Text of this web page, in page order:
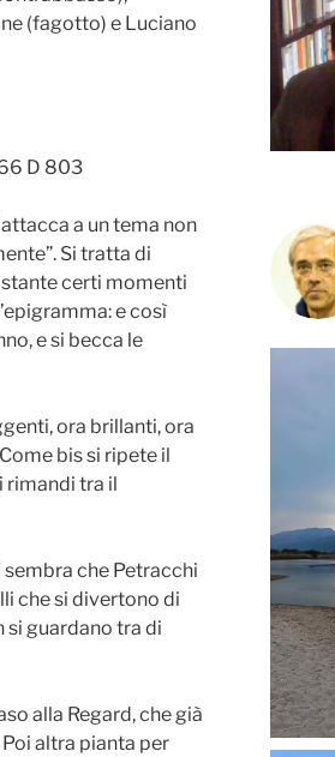
(fagotto) e Luciano
D 803
a un tema non
Si tratta di
certi momenti
e così
e si becca le
ora brillanti, ora
bis si ripete il
rimandi tra il
che Petracchi
che si divertono di
si guardano tra di
alla Regard, che già
altra pianta per